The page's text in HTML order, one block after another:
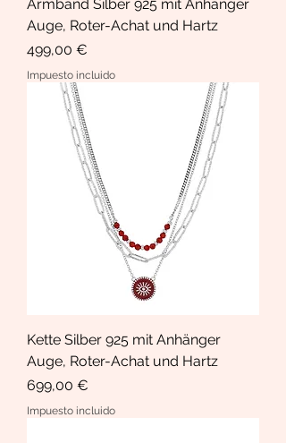
Armband Silber 925 mit Anhänger
Auge, Roter-Achat und Hartz
Precio
499,00 €
Impuesto incluido
Kette Silber 925 mit Anhänger
Auge, Roter-Achat und Hartz
Precio
699,00 €
Impuesto incluido